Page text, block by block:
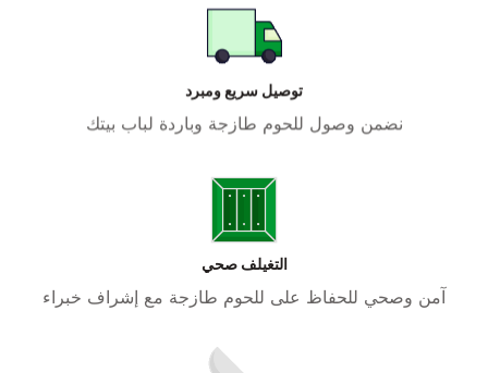
توصيل سريع ومبرد
نضمن وصول للحوم طازجة وباردة لباب بيتك
التغيلف صحي
آمن وصحي للحفاظ على للحوم طازجة مع إشراف خبراء